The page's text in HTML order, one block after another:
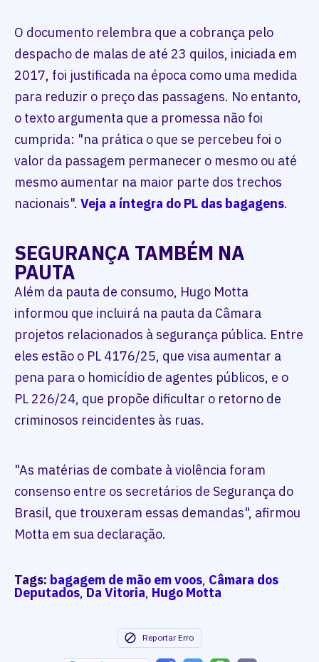
O documento relembra que a cobrança pelo
despacho de malas de até 23 quilos, iniciada em
2017, foi justificada na época como uma medida
para reduzir o preço das passagens. No entanto,
o texto argumenta que a promessa não foi
cumprida: "na prática o que se percebeu foi o
valor da passagem permanecer o mesmo ou até
mesmo aumentar na maior parte dos trechos
nacionais". Veja a íntegra do PL das bagagens.
SEGURANÇA TAMBÉM NA
PAUTA
Além da pauta de consumo, Hugo Motta
informou que incluirá na pauta da Câmara
projetos relacionados à segurança pública. Entre
eles estão o PL 4176/25, que visa aumentar a
pena para o homicídio de agentes públicos, e o
PL 226/24, que propõe dificultar o retorno de
criminosos reincidentes às ruas.
"As matérias de combate à violência foram
consenso entre os secretários de Segurança do
Brasil, que trouxeram essas demandas", afirmou
Motta em sua declaração.
Tags: bagagem de mão em voos, Câmara dos
Deputados,Da Vitoria, Hugo Motta
Reportar Erro